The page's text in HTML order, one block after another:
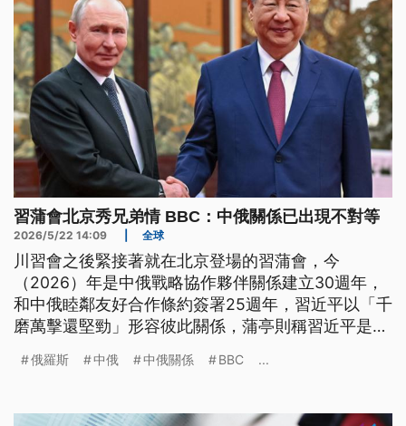
習蒲會北京秀兄弟情 BBC：中俄關係已出現不對等
2026/5/22 14:09 全球
川習會之後緊接著就在北京登場的習蒲會，今
（2026）年是中俄戰略協作夥伴關係建立30週年，
和中俄睦鄰友好合作條約簽署25週年，習近平以「千
磨萬擊還堅勁」形容彼此關係，蒲亭則稱習近平是
伴關係，但簽署的40項合作協議裡，俄方最關切的西
俄羅斯 中俄 中俄關係 BBC ...